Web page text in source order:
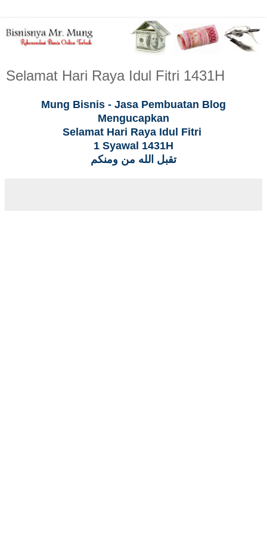
Selamat Hari Raya Idul Fitri 1431H
Mung Bisnis - Jasa Pembuatan Blog
Mengucapkan
Selamat Hari Raya Idul Fitri
1 Syawal 1431H
تقبل الله من ومنكم